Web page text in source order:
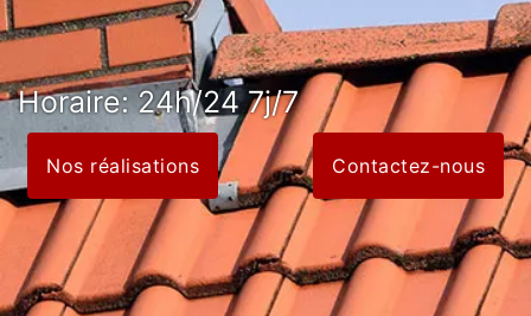
Horaire: 24h/24 7j/7
Nos réalisations Contactez-nous